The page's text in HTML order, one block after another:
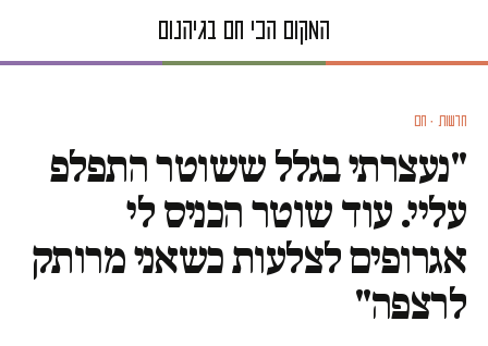
חדשות · חם
"נעצרתי בגלל ששוטר התפלפ
עליי. עוד שוטר הכניס לי
אגרופים לצלעות כשאני מרותק
לרצפה"